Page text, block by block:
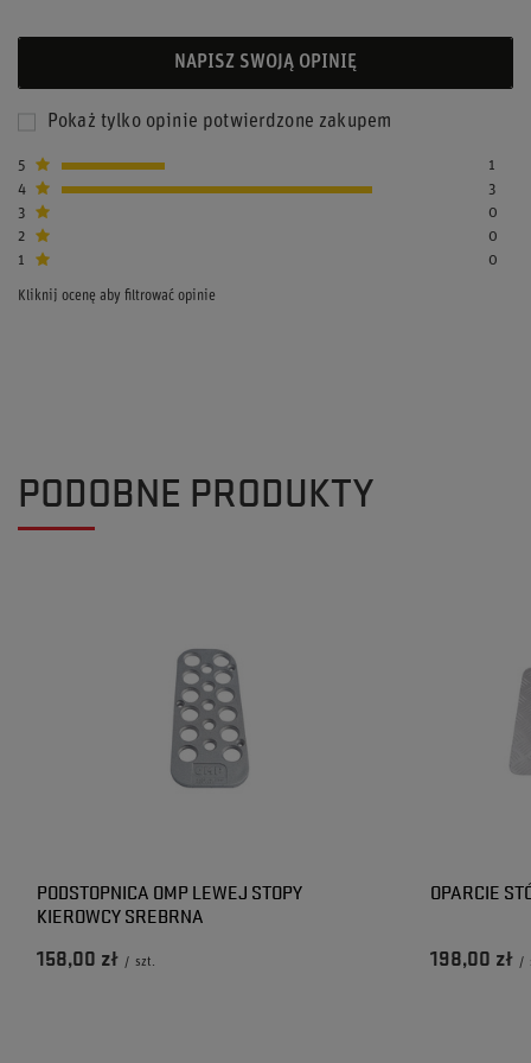
NAPISZ SWOJĄ OPINIĘ
Pokaż tylko opinie potwierdzone zakupem
5
1
4
3
3
0
2
0
1
0
Kliknij ocenę aby filtrować opinie
PODOBNE PRODUKTY
PODSTOPNICA OMP LEWEJ STOPY
KIEROWCY SREBRNA
158,00 zł / szt.
OPARCIE
198,00 zł /